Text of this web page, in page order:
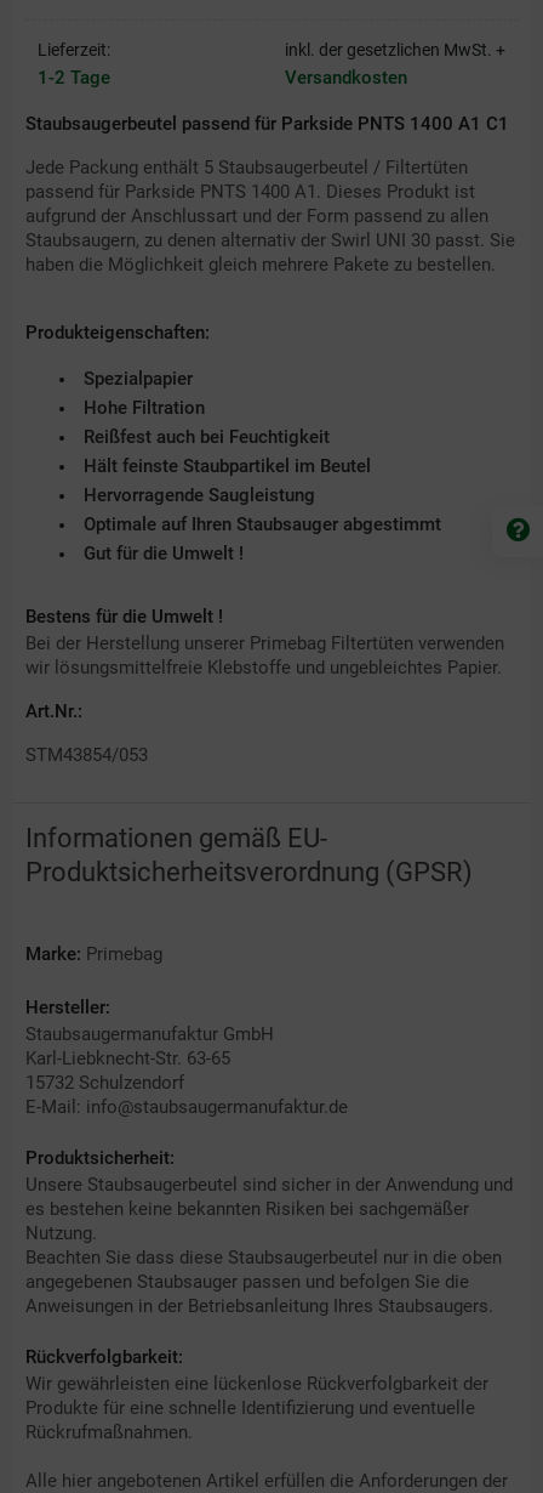
Lieferzeit:
1-2 Tage
inkl. der gesetzlichen MwSt. +
Versandkosten
Staubsaugerbeutel passend für Parkside PNTS 1400 A1 C1
Jede Packung enthält 5 Staubsaugerbeutel / Filtertüten
passend für Parkside PNTS 1400 A1. Dieses Produkt ist
aufgrund der Anschlussart und der Form passend zu allen
Staubsaugern, zu denen alternativ der Swirl UNI 30 passt. Sie
haben die Möglichkeit gleich mehrere Pakete zu bestellen.
Produkteigenschaften:
Spezialpapier
Hohe Filtration
Reißfest auch bei Feuchtigkeit
Hält feinste Staubpartikel im Beutel
Hervorragende Saugleistung
Optimale auf Ihren Staubsauger abgestimmt
Gut für die Umwelt !
Bestens für die Umwelt !
Bei der Herstellung unserer Primebag Filtertüten verwenden
wir lösungsmittelfreie Klebstoffe und ungebleichtes Papier.
Art.Nr.:
STM43854/053
Informationen gemäß EU-
Produktsicherheitsverordnung (GPSR)
Marke: Primebag
Hersteller:
Staubsaugermanufaktur GmbH
Karl-Liebknecht-Str. 63-65
15732 Schulzendorf
E-Mail: info@staubsaugermanufaktur.de
Produktsicherheit:
Unsere Staubsaugerbeutel sind sicher in der Anwendung und
es bestehen keine bekannten Risiken bei sachgemäßer
Nutzung.
Beachten Sie dass diese Staubsaugerbeutel nur in die oben
angegebenen Staubsauger passen und befolgen Sie die
Anweisungen in der Betriebsanleitung Ihres Staubsaugers.
Rückverfolgbarkeit:
Wir gewährleisten eine lückenlose Rückverfolgbarkeit der
Produkte für eine schnelle Identifizierung und eventuelle
Rückrufmaßnahmen.
Alle hier angebotenen Artikel erfüllen die Anforderungen der